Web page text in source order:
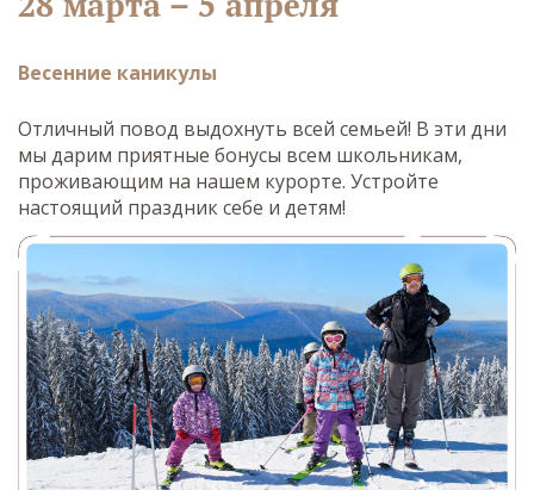
Весенние каникулы
Отличный повод выдохнуть всей семьей! В эти дни
мы дарим приятные бонусы всем школьникам,
проживающим на нашем курорте. Устройте
настоящий праздник себе и детям!